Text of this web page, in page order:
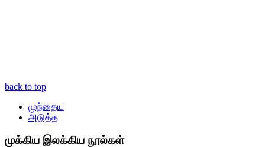
back to top
முந்தைய
அடுத்த
முக்கிய இலக்கிய நூல்கள்